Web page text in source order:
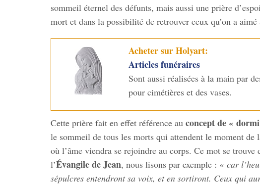
sommeil éternel des défunts, mais aussi une prière
mort et dans la possibilité de retrouver ceux qu’on a
Acheter sur Holyart:
Articles funéraires
Sont aussi réalisées à la main par
pour cimétières et des vases.
Cette prière fait en effet référence au concept de «
le sommeil de tous les morts qui attendent le moment de
où l’âme viendra se rejoindre au corps. Ce mot se trouve
l’Évangile de Jean, nous lisons par exemple : « car
sépulcres entendront sa voix, et en sortiront. Ceux qui